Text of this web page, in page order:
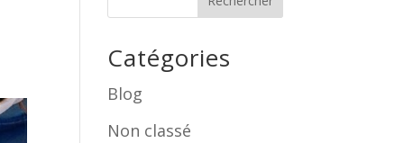
Catégories
Blog
Non classé